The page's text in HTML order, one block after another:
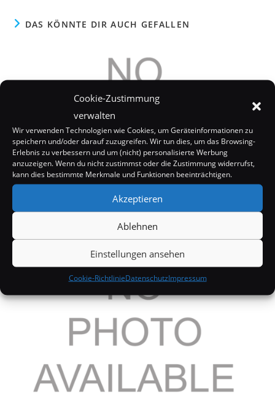
Cookie-Zustimmung
verwalten
Wir verwenden Technologien wie Cookies, um Geräteinformationen zu
speichern und/oder darauf zuzugreifen. Wir tun dies, um das Browsing-
Erlebnis zu verbessern und um (nicht) personalisierte Werbung
anzuzeigen. Wenn du nicht zustimmst oder die Zustimmung widerrufst,
kann dies bestimmte Merkmale und Funktionen beeinträchtigen.
Akzeptieren
Ablehnen
Einstellungen ansehen
Cookie-RichtlinieDatenschutzImpressum
DAS KÖNNTE DIR AUCH GEFALLEN
Shakira: Sextape Skandal?
8. April 2008